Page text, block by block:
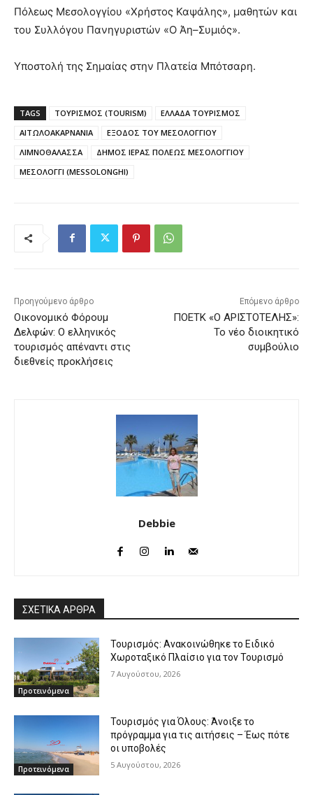
Πόλεως Μεσολογγίου «Χρήστος Καψάλης», μαθητών και
του Συλλόγου Πανηγυριστών «Ο Άη–Συμιός».
Υποστολή της Σημαίας στην Πλατεία Μπότσαρη.
TAGS ΤΟΥΡΙΣΜΟΣ (TOURISM)
ΕΛΛΑΔΑ ΤΟΥΡΙΣΜΟΣ
ΑΙΤΩΛΟΑΚΑΡΝΑΝΙΑ
ΕΞΟΔΟΣ ΤΟΥ ΜΕΣΟΛΟΓΓΙΟΥ
ΛΙΜΝΟΘΑΛΑΣΣΑ
ΔΗΜΟΣ ΙΕΡΑΣ ΠΟΛΕΩΣ ΜΕΣΟΛΟΓΓΙΟΥ
ΜΕΣΟΛΟΓΓΙ (MESSOLONGHI)
Προηγούμενο άρθρο
Οικονομικό Φόρουμ
Δελφών: Ο ελληνικός
τουρισμός απέναντι στις
διεθνείς προκλήσεις
Επόμενο άρθρο
ΠΟΕΤΚ «Ο ΑΡΙΣΤΟΤΕΛΗΣ»:
Το νέο διοικητικό
συμβούλιο
Debbie
ΣΧΕΤΙΚΑ ΑΡΘΡΑ
Προτεινόμενα
Τουρισμός: Ανακοινώθηκε το Ειδικό
Χωροταξικό Πλαίσιο για τον Τουρισμό
7 Αυγούστου, 2026
Προτεινόμενα
Τουρισμός για Όλους: Άνοιξε το
πρόγραμμα για τις αιτήσεις – Έως πότε
οι υποβολές
5 Αυγούστου, 2026